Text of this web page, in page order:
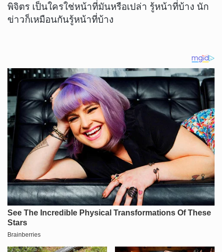
พิจิตร เป็นใครใช่หน้าที่มันหรือเปล่า รู้หน้าที่บ้าง นัก
ข่าวก็เหมือนกันรู้หน้าที่บ้าง